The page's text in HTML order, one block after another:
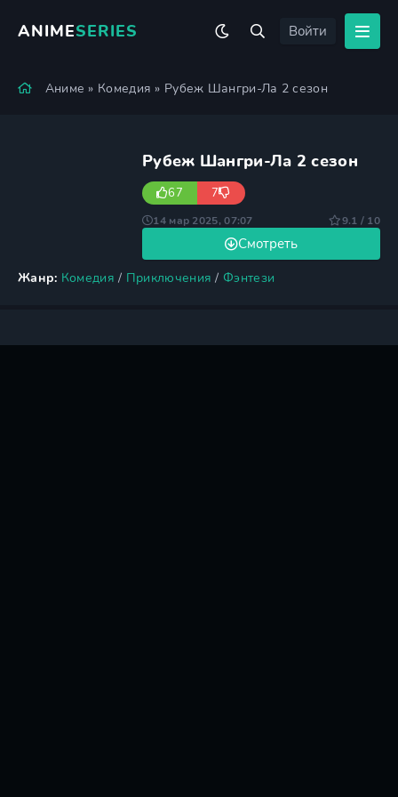
ANIMESERIES Войти
Аниме » Комедия » Рубеж Шангри-Ла 2 сезон
Рубеж Шангри-Ла 2 сезон
67 7
Жанр: Комедия / Приключения / Фэнтези
Смотреть
14 мар 2025, 07:07 9.1 / 10